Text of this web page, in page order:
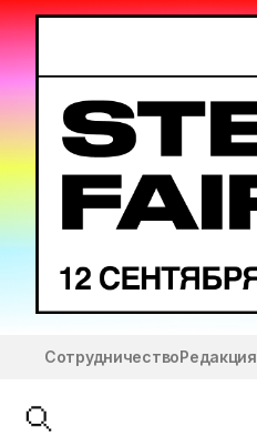
СотрудничествоРедакция